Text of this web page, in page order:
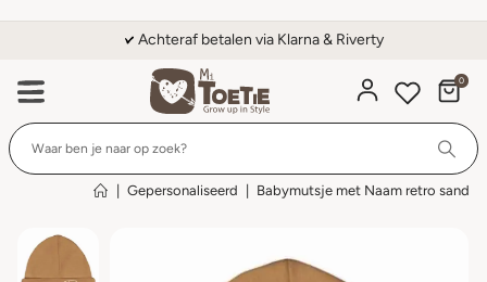
Achteraf betalen via Klarna & Riverty
0
Gepersonaliseerd Babymutsje met Naam retro sand